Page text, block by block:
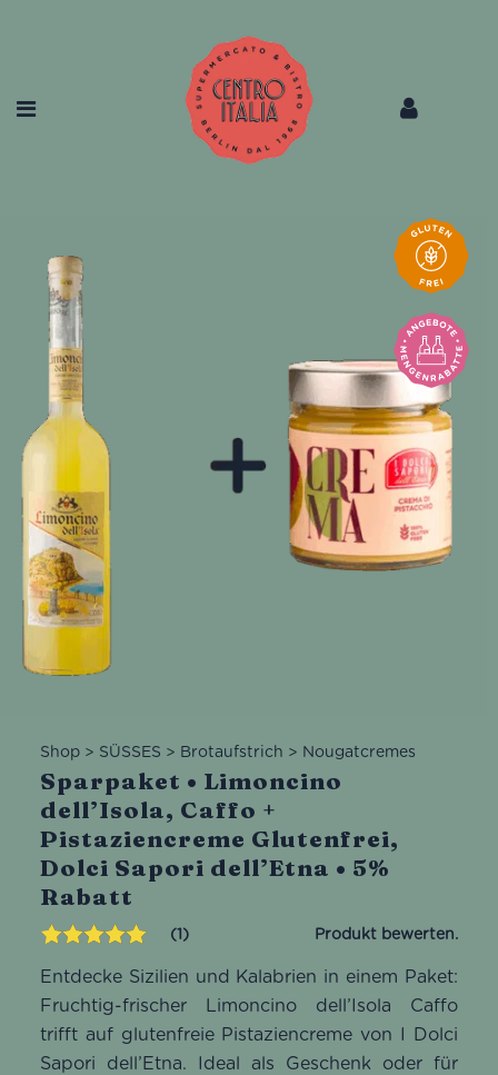
Shop> SÜSSES > Brotaufstrich > Nougatcremes
Sparpaket • Limoncino
dell’Isola, Caffo +
Pistaziencreme Glutenfrei,
Dolci Sapori dell’Etna • 5%
Rabatt
5.00von 5,
basierend
auf
Kundenbewertung
1
Entdecke Sizilien und Kalabrien in einem Paket:
Fruchtig-frischer Limoncino dell’Isola Caffo
trifft auf glutenfreie Pistaziencreme von I Dolci
Sapori dell’Etna. Ideal als Geschenk oder für